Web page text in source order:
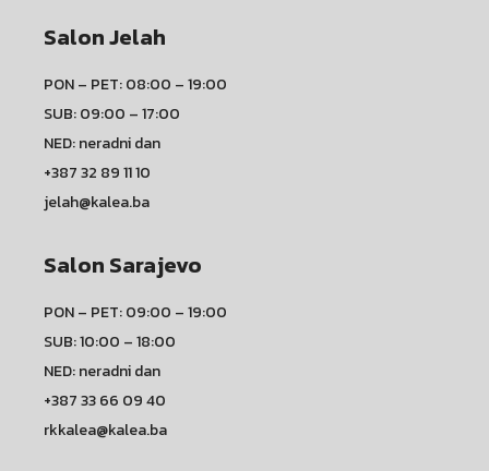
Salon Jelah
PON – PET: 08:00 – 19:00
SUB: 09:00 – 17:00
NED: neradni dan
+387 32 89 11 10
jelah@kalea.ba
Salon Sarajevo
PON – PET: 09:00 – 19:00
SUB: 10:00 – 18:00
NED: neradni dan
+387 33 66 09 40
rkkalea@kalea.ba